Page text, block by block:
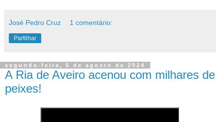
José Pedro Cruz 1 comentário:
Partilhar
segunda-feira, 5 de agosto de 2024
A Ria de Aveiro acenou com milhares de
peixes!